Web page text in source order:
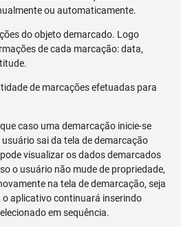
ou automaticamente.
do objeto demarcado. Logo
de cada marcação: data,
de marcações efetuadas para
caso uma demarcação inicie-se
sai da tela de demarcação
visualizar os dados demarcados
o usuário não mude de propriedade,
na tela de demarcação, seja
aplicativo continuará inserindo
em sequência.